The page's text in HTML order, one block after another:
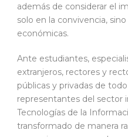
además de considerar el
solo en la convivencia,
económicas.
Ante estudiantes,
extranjeros, rectores y
públicas y privadas de
representantes del sector
Tecnologías de la
transformado de manera